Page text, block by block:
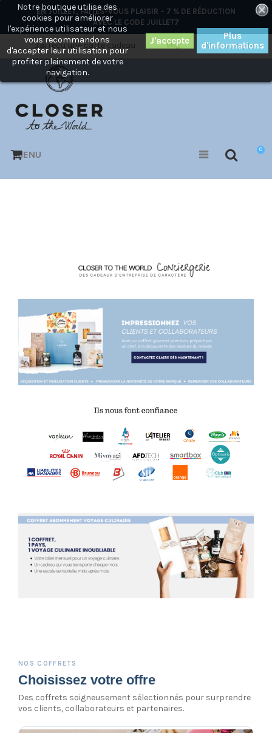
EN JUILLET, FAITES-VOUS PLAISIR – 7 % DE RÉDUCTION
AVEC LE CODE JUILLET7
×
Mon compte
Blog
J'ai reçu une carte cadeau
0
MENU
Notre boutique utilise des
cookies pour améliorer
l'expérience utilisateur et nous
vous recommandons
d'accepter leur utilisation pour
profiter pleinement de votre
navigation.
Plus
d'informations
NOS COFFRETS
Choisissez votre offre
Des coffrets soigneusement sélectionnés pour surprendre
vos clients, collaborateurs et partenaires.